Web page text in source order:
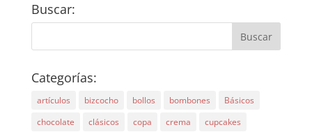
Buscar:
Categorías:
artículos bizcocho bollos bombones
Básicos
chocolate
clásicos copa crema
cupcakes